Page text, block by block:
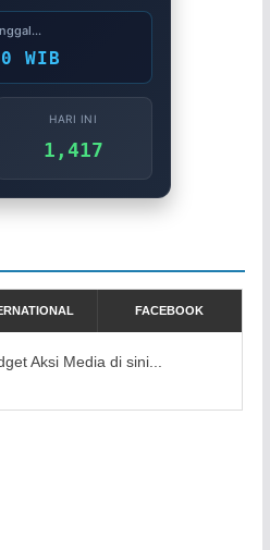
WIB
HARI INI
1,417
FACEBOOK
Aksi Media di sini...